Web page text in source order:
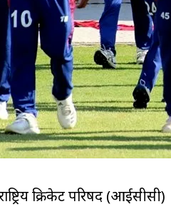
क्रिकेट परिषद (आईसीसी)